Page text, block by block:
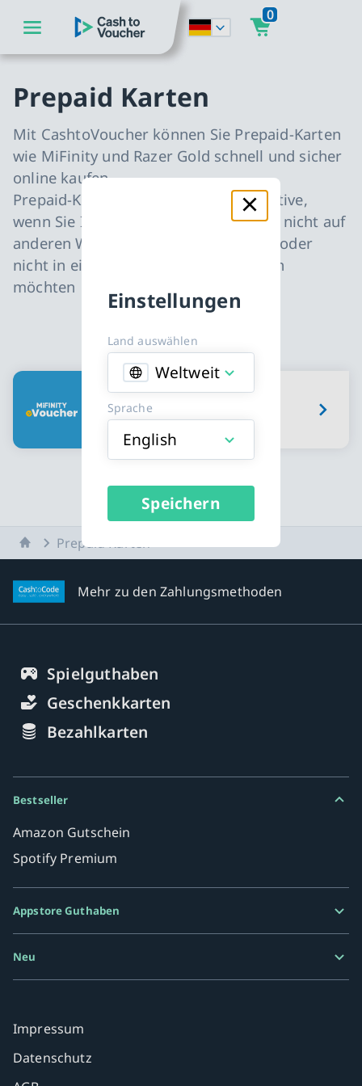
zum Hauptinhalt springen
zur Hauptnavigation springen
CashToVoucher: Zur Startseite
0
Einstellungen
Land auswählen
Weltweit
Sprache
English
Speichern
Prepaid Karten
Mit CashtoVoucher können Sie Prepaid-Karten
wie MiFinity und Razer Gold schnell und sicher
online kaufen.
Prepaid-Karten sind die beste Alternative,
wenn Sie Ihre Zahlungsinformationen nicht auf
anderen Websites eingeben möchten oder
nicht in eine Abonnementfalle geraten
möchten
Erhältliche Prepaid Karten Karttypen
MiFinity eVoucher
StartseitePrepaid Karten
Mehr zu den Zahlungsmethoden
Spielguthaben
Geschenkkarten
Bezahlkarten
Bestseller
Amazon Gutschein
Spotify Premium
Appstore Guthaben
Neu
Impressum
Datenschutz